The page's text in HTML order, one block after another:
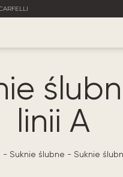
linii A
- Suknie ślubne - Suknie